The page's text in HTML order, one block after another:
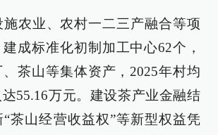
农业、农村一二三产融合等项
成标准化初制加工中心62个，
茶山等集体资产，2025年村均
55.16万元。建设茶产业金融结
茶山经营收益权”等新型权益凭